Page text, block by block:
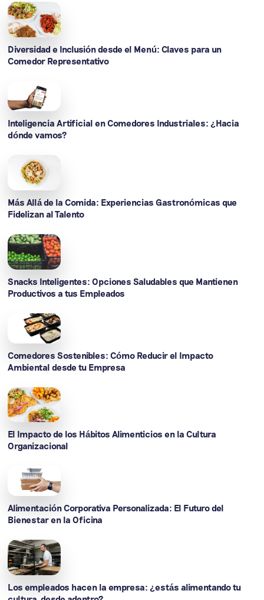
Diversidad e Inclusión desde el Menú: Claves para un
Comedor Representativo
Inteligencia Artificial en Comedores Industriales: ¿Hacia
dónde vamos?
Más Allá de la Comida: Experiencias Gastronómicas que
Fidelizan al Talento
Snacks Inteligentes: Opciones Saludables que Mantienen
Productivos a tus Empleados
Comedores Sostenibles: Cómo Reducir el Impacto
Ambiental desde tu Empresa
El Impacto de los Hábitos Alimenticios en la Cultura
Organizacional
Alimentación Corporativa Personalizada: El Futuro del
Bienestar en la Oficina
Los empleados hacen la empresa: ¿estás alimentando tu